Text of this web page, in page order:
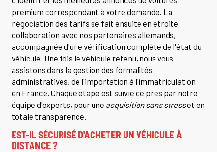
premium correspondant à votre demande. La
négociation des tarifs se fait ensuite en étroite
collaboration avec nos partenaires allemands,
accompagnée d'une vérification complète de l'état du
véhicule. Une fois le véhicule retenu, nous vous
assistons dans la gestion des formalités
administratives, de l'importation à l'immatriculation
en France. Chaque étape est suivie de près par notre
équipe d'experts, pour une acquisition sans stresset en
totale transparence.
EST-IL SÉCURISÉ D'ACHETER UN VÉHICULE À
DISTANCE ?